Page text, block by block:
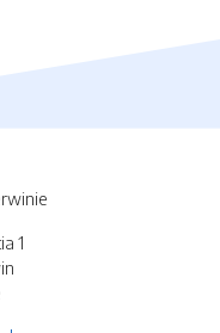
1